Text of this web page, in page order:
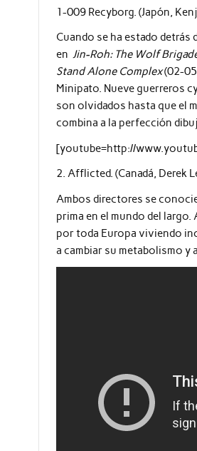
1-009 Recyborg. (Japón,
Cuando se ha estado
enJin-Roh: The Wolf
Stand Alone Complex(02-
Minipato. Nueve guerreros
son olvidados hasta que el
combina a la perfección
[youtube=http://
2. Afflicted. (Canadá, Derek
Ambos directores se
prima en el mundo del
por toda Europa viviendo
a cambiar su metabolismo y